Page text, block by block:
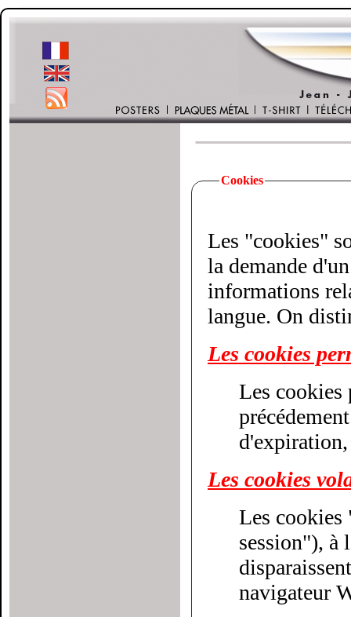
Cookies
Les "cookies"
la demande
informations relatives à votre
langue. On
Les cookies
Les cookies
précédement
Les cookies
Les cookies
session"), à la
navigateur